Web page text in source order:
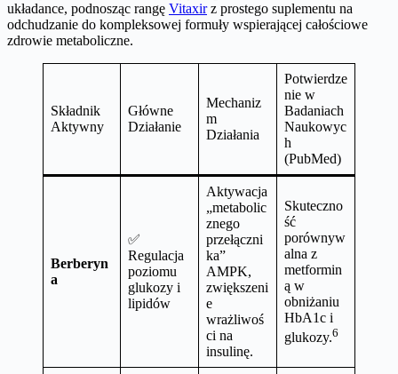
układance, podnosząc rangę Vitaxirz prostego suplementu na
odchudzanie do kompleksowej formuły wspierającej całościowe
zdrowie metaboliczne.
Składnik
Aktywny
Główne
Działanie
Mechaniz
m
Działania
Potwierdze
nie w
Badaniach
Naukowyc
h
(PubMed)
Berberyn
a
✅
Regulacja
poziomu
glukozy i
lipidów
Aktywacja
„metabolic
znego
przełączni
ka”
AMPK,
zwiększeni
e
wrażliwoś
ci na
insulinę.
Skuteczno
ść
porównyw
alna z
metformin
ą w
obniżaniu
HbA1c i
glukozy.6